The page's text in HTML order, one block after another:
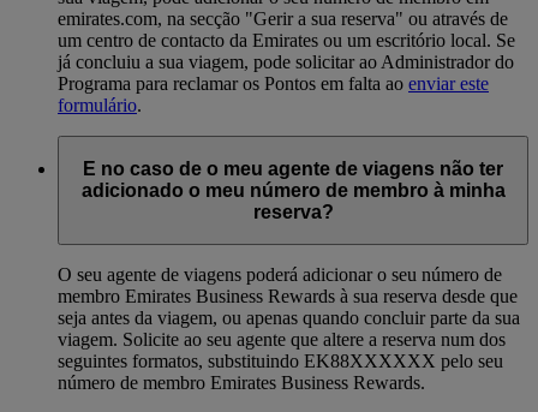
emirates.com, na secção "Gerir a sua reserva" ou através de
um centro de contacto da Emirates ou um escritório local. Se
já concluiu a sua viagem, pode solicitar ao Administrador do
Programa para reclamar os Pontos em falta ao enviar este
formulário.
E no caso de o meu agente de viagens não ter
adicionado o meu número de membro à minha
reserva?
O seu agente de viagens poderá adicionar o seu número de
membro Emirates Business Rewards à sua reserva desde que
seja antes da viagem, ou apenas quando concluir parte da sua
viagem. Solicite ao seu agente que altere a reserva num dos
seguintes formatos, substituindo EK88XXXXXX pelo seu
número de membro Emirates Business Rewards.